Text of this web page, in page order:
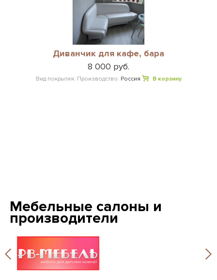
Диванчик для кафе, бара
8 000 руб.
Вид покрытия: Производство: Россия В корзину
Мебельные салоны и
производители